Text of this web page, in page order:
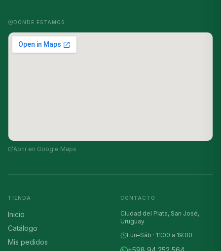
DÓNDE ESTAMOS
Abrir en Google Maps
TIENDA
Inicio
Catálogo
Mis pedidos
CONTACTO
Ciudad del Plata, San José,
Uruguay
Lun–Sáb · 11:00 a 19:00